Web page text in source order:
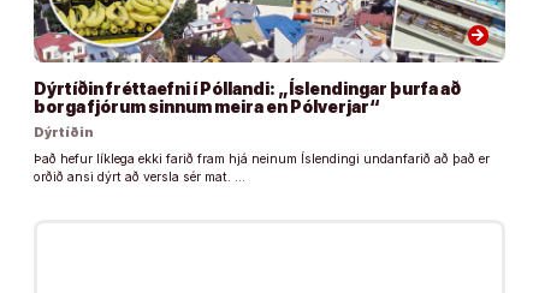
arrow_forward
Dýrtíðin fréttaefni í Póllandi: „Íslendingar þurfa að
borga fjórum sinnum meira en Pólverjar“
Dýrtíðin
Það hefur líklega ekki farið fram hjá neinum Íslendingi undanfarið að það er
orðið ansi dýrt að versla sér mat. …